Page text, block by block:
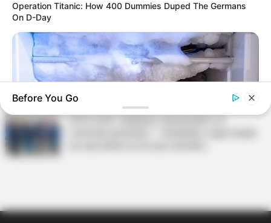
Motos e bicicletas para ACS e ACE: veja o
PLP 185 continua travado na Câmara dos
Deputados por erro em seu texto.
Operation Titanic: How 400 Dummies Duped The Germans
On D-Day
Before You Go